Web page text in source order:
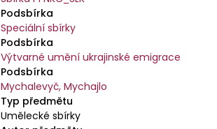
Podsbírka
Speciální sbírky
Podsbírka
Výtvarné umění ukrajinské emigrace
Podsbírka
Mychalevyč, Mychajlo
Typ předmětu
Umělecké sbírky